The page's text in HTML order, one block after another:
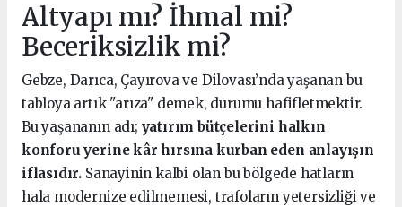
Altyapı mı? İhmal mi?
Beceriksizlik mi?
Gebze, Darıca, Çayırova ve Dilovası’nda yaşanan bu
tabloya artık "arıza" demek, durumu hafifletmektir.
Bu yaşananın adı; yatırım bütçelerini halkın
konforu yerine kâr hırsına kurban eden anlayışın
iflasıdır. Sanayinin kalbi olan bu bölgede hatların
hala modernize edilmemesi, trafoların yetersizliği ve